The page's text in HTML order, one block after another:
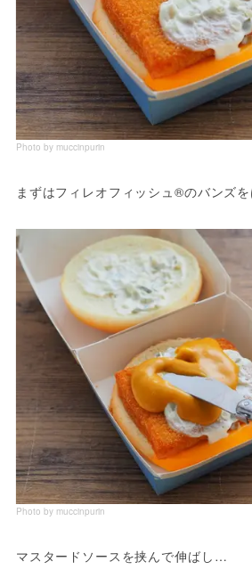
Photo by muccinpurin
まずはフィレオフィッシュ®のバンズを
Photo by muccinpurin
マスタードソースを挟んで伸ばし…